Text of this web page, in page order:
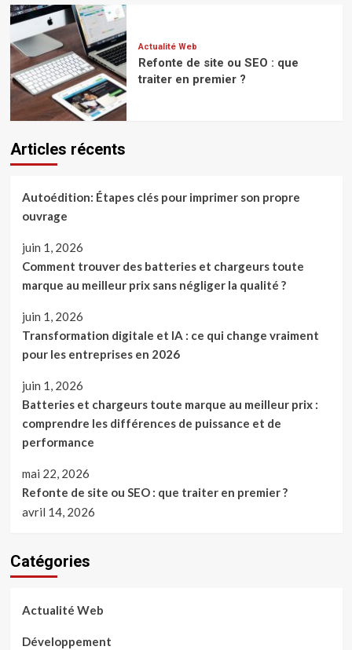
Actualité Web
Refonte de site ou SEO : que
traiter en premier ?
Articles récents
Autoédition: Étapes clés pour imprimer son propre
ouvrage
juin 1, 2026
Comment trouver des batteries et chargeurs toute
marque au meilleur prix sans négliger la qualité ?
juin 1, 2026
Transformation digitale et IA : ce qui change vraiment
pour les entreprises en 2026
juin 1, 2026
Batteries et chargeurs toute marque au meilleur prix :
comprendre les différences de puissance et de
performance
mai 22, 2026
Refonte de site ou SEO : que traiter en premier ?
avril 14, 2026
Catégories
Actualité Web
Développement